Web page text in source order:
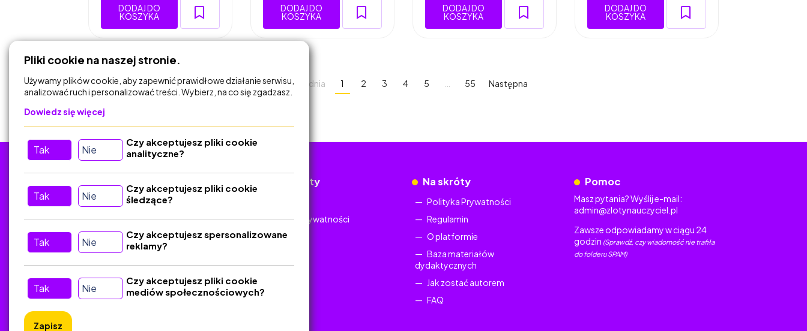
DODAJ DO
KOSZYKA
DODAJ DO
KOSZYKA
DODAJ DO
KOSZYKA
DODAJ DO
KOSZYKA
Poprzednia 1 2 3 4 5 55 Następna
Kontakt
Dokumenty
Polityka Prywatności
Na skróty
Polityka Prywatności
Regulamin
O platformie
Baza materiałów
dydaktycznych
Jak zostać autorem
FAQ
Pomoc
Masz pytania? Wyślij e-mail:
admin@zlotynauczyciel.pl
Zawsze odpowiadamy w ciągu 24
godzin (Sprawdź, czy wiadomość nie trafiła
do folderu SPAM)
Pliki cookie na naszej stronie.
Używamy plików cookie, aby zapewnić prawidłowe działanie serwisu,
analizować ruch i personalizować treści. Wybierz, na co się zgadzasz.
Dowiedz się więcej
Tak Nie
Czy akceptujesz pliki cookie
analityczne?
Tak Nie
Czy akceptujesz pliki cookie
śledzące?
Tak Nie
Czy akceptujesz spersonalizowane
reklamy?
Tak Nie
Czy akceptujesz pliki cookie
mediów społecznościowych?
Zapisz